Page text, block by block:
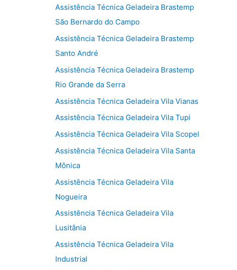
Assistência Técnica Geladeira Brastemp
São Bernardo do Campo
Assistência Técnica Geladeira Brastemp
Santo André
Assistência Técnica Geladeira Brastemp
Rio Grande da Serra
Assistência Técnica Geladeira Vila Vianas
Assistência Técnica Geladeira Vila Tupi
Assistência Técnica Geladeira Vila Scopel
Assistência Técnica Geladeira Vila Santa
Mônica
Assistência Técnica Geladeira Vila
Nogueira
Assistência Técnica Geladeira Vila
Lusitânia
Assistência Técnica Geladeira Vila
Industrial